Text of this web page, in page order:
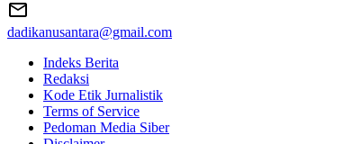
dadikanusantara@gmail.com
Indeks Berita
Redaksi
Kode Etik Jurnalistik
Terms of Service
Pedoman Media Siber